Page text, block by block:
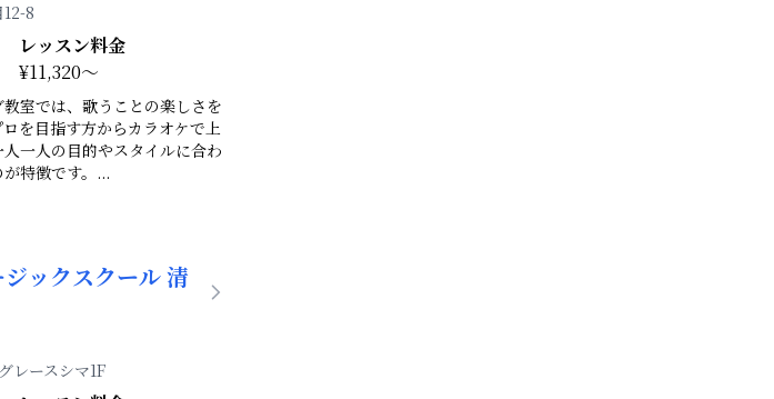
8
レッスン料金
¥11,320～
室では、歌うことの楽しさを
を目指す方からカラオケで上
一人の目的やスタイルに合わ
特徴です。 ...
ックスクール 清
レースシマ1F